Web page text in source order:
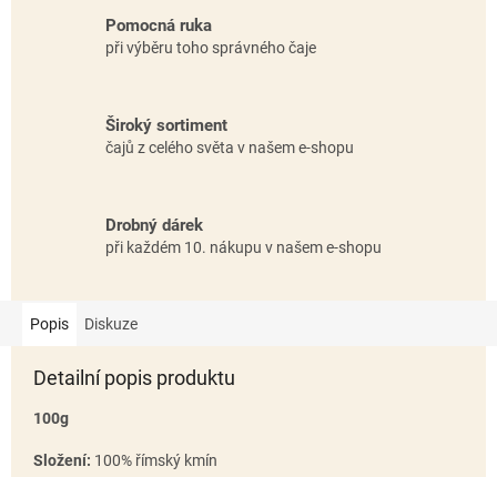
Pomocná ruka
při výběru toho správného čaje
Široký sortiment
čajů z celého světa v našem e-shopu
Drobný dárek
při každém 10. nákupu v našem e-shopu
Popis Diskuze
Detailní popis produktu
100g
Složení: 100% římský kmín